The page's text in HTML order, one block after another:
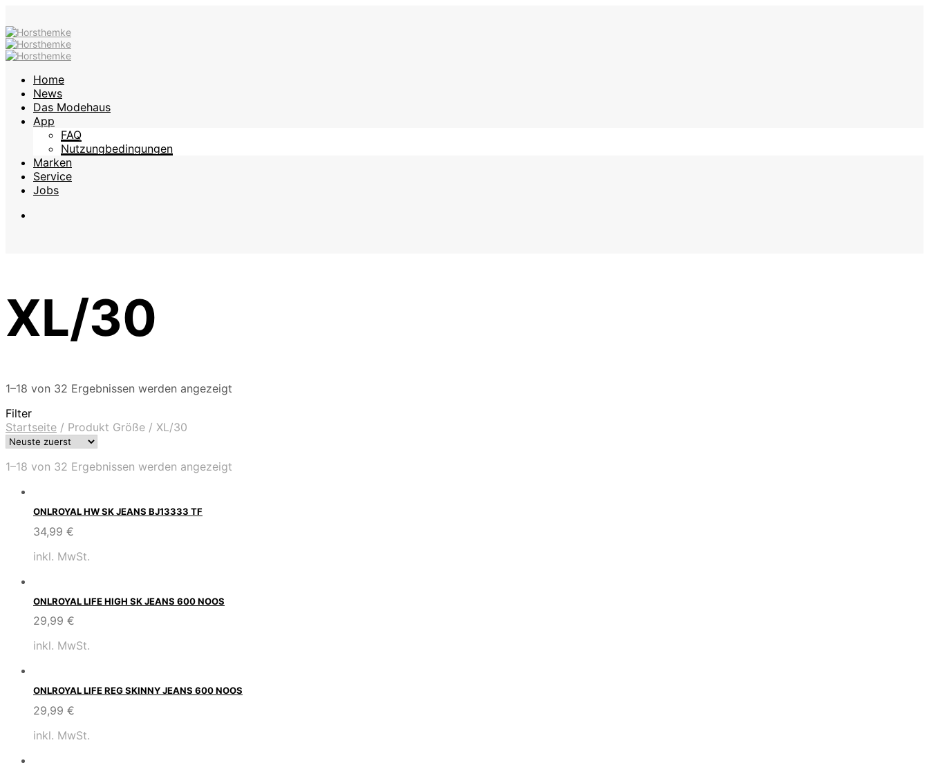
Home
News
Das Modehaus
App
FAQ
Nutzungbedingungen
Marken
Service
Jobs
XL/30
1–18 von 32 Ergebnissen werden angezeigt
Filter
Startseite / Produkt Größe / XL/30
1–18 von 32 Ergebnissen werden angezeigt
ONLROYAL HW SK JEANS BJ13333 TF
34,99 €
inkl. MwSt.
ONLROYAL LIFE HIGH SK JEANS 600 NOOS
29,99 €
inkl. MwSt.
ONLROYAL LIFE REG SKINNY JEANS 600 NOOS
29,99 €
inkl. MwSt.